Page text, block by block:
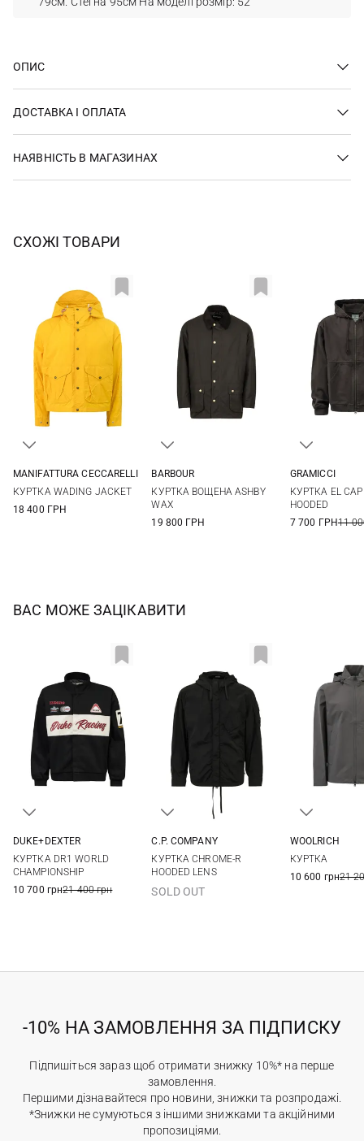
ОПИС
ДОСТАВКА І ОПЛАТА
НАЯВНІСТЬ В МАГАЗИНАХ
СХОЖІ ТОВАРИ
MANIFATTURA CECCARELLI
КУРТКА WADING JACKET
18 400 ГРН
XXL
BARBOUR
КУРТКА ВОЩЕНА ASHBY
WAX
19 800 ГРН
GRAMICCI
КУРТКА EL CAP
HOODED
7 700 ГРН11
ВАС МОЖЕ ЗАЦІКАВИТИ
DUKE+DEXTER
КУРТКА DR1 WORLD
CHAMPIONSHIP
10 700 грн21 400 грн
XXL
C.P. COMPANY
КУРТКА CHROME-R
HOODED LENS
SOLD OUT
WOOLRICH
КУРТКА
10 600 грн21
-10% НА ЗАМОВЛЕННЯ ЗА ПІДПИСКУ
Підпишіться зараз щоб отримати знижку 10%* на перше
замовлення.
Першими дізнавайтеся про новини, знижки та розпродажі.
*Знижки не сумуються з іншими знижками та акційними
пропозиціями.